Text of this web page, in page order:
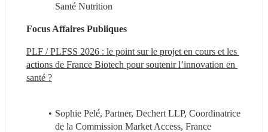
Santé Nutrition
Focus Affaires Publiques
PLF / PLFSS 2026 : le point sur le projet en cours et les
actions de France Biotech pour soutenir l’innovation en
santé ?
Sophie Pelé, Partner, Dechert LLP, Coordinatrice
de la Commission Market Access, France